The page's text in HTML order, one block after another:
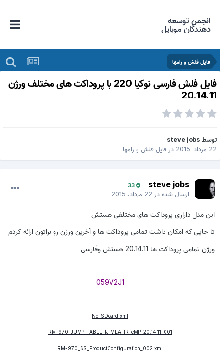
انجمن توسعه
دهندگان موبایل
فایل فلش و رامها
فایل فلش فارسی نوکیا 220 با پروداکت های مختلف ورژن
steve jobs
2015
درفایل فلش و رامها
steve jobs
33
ارسال شده در22 مرداد، 2015
این مدل داراری پروداکت های مختلفی هستش
تا جایی که امکان داشت تمامی پروداکت ها و آخرین ورژن رو براتون ارائه کردم
ورژن تمامی پروداکت ها 20.14.11 هستش وفارسی
059V2J1
No_SDcard.xml
RM-970_JUMP_TABLE_IJ_MEA_IR_eMP_20.14.11_001
RM-970_SS_ProductConfiguration_002.xml